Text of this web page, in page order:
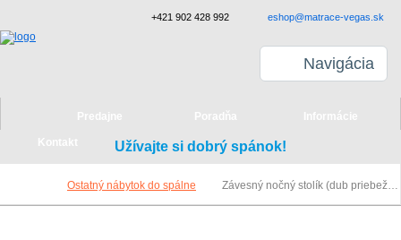
Užívajte si dobrý spánok!
Ostatný nábytok do spálne Závesný nočný stolík (dub priebežný)
+421 902 428 992 eshop@matrace-vegas.sk
Navigácia
Predajne Poradňa Informácie
Kontakt